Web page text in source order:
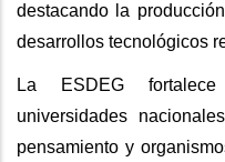
destacando la
desarrollos tecnológicos
La ESDEG
universidades
pensamiento y